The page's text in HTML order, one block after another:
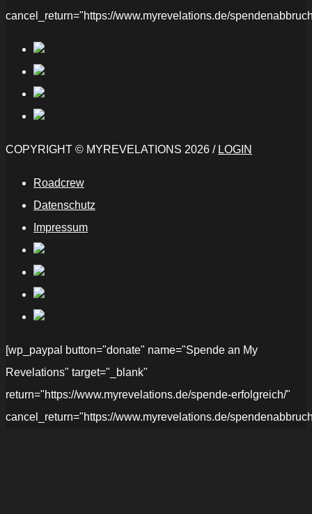
cancel_return="https://www.myrevelations.de/
COPYRIGHT © MYREVELATIONS 2026 / LOGIN
Roadcrew
Datenschutz
Impressum
[wp_paypal button="donate" name="Spende an My
Revelations" target="_blank"
return="https://www.myrevelations.de/spende-erfolgreich/"
cancel_return="https://www.myrevelations.de/